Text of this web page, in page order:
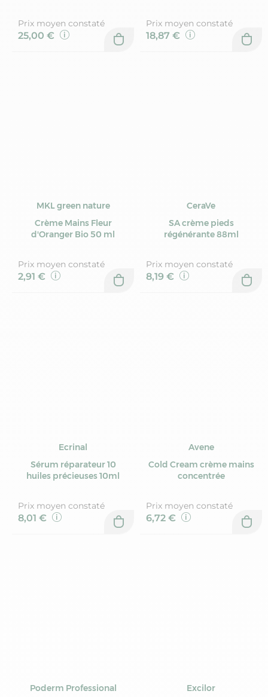
Prix moyen constaté
25,00 €
Prix moyen constaté
18,87 €
MKL green nature
Crème Mains Fleur
d'Oranger Bio 50 ml
Prix moyen constaté
2,91 €
CeraVe
SA crème pieds
régénérante 88ml
Prix moyen constaté
8,19 €
Ecrinal
Sérum réparateur 10
huiles précieuses 10ml
Prix moyen constaté
8,01 €
Avene
Cold Cream crème mains
concentrée
Prix moyen constaté
6,72 €
Poderm Professional
Excilor